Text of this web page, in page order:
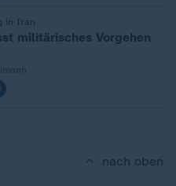
in Iran
militärisches Vorgehen
nach oben